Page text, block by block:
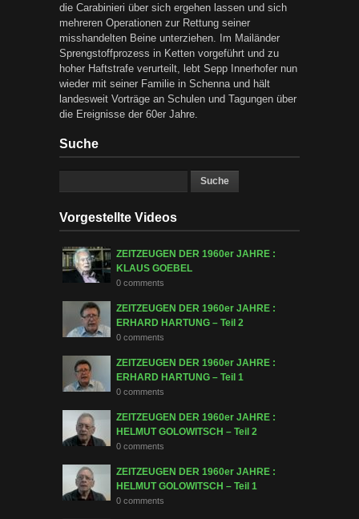
die Carabinieri über sich ergehen lassen und sich
mehreren Operationen zur Rettung seiner
misshandelten Beine unterziehen. Im Mailänder
Sprengstoffprozess in Ketten vorgeführt und zu
hoher Haftstrafe verurteilt, lebt Sepp Innerhofer nun
wieder mit seiner Familie in Schenna und hält
landesweit Vorträge an Schulen und Tagungen über
die Ereignisse der 60er Jahre.
Suche
Vorgestellte Videos
ZEITZEUGEN DER 1960er JAHRE :
KLAUS GOEBEL
0 comments
ZEITZEUGEN DER 1960er JAHRE :
ERHARD HARTUNG – Teil 2
0 comments
ZEITZEUGEN DER 1960er JAHRE :
ERHARD HARTUNG – Teil 1
0 comments
ZEITZEUGEN DER 1960er JAHRE :
HELMUT GOLOWITSCH – Teil 2
0 comments
ZEITZEUGEN DER 1960er JAHRE :
HELMUT GOLOWITSCH – Teil 1
0 comments